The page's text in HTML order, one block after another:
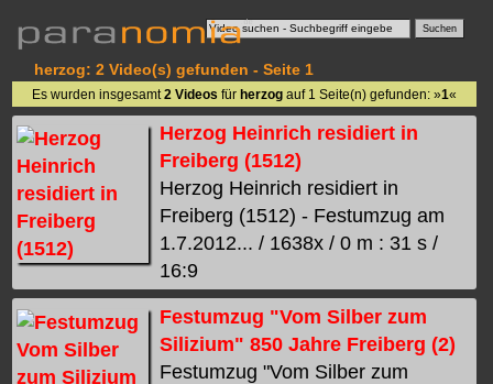
herzog: 2 Video(s) gefunden - Seite 1
Es wurden insgesamt 2 Videos für herzogauf 1 Seite(n) gefunden: »1«
Herzog Heinrich residiert in
Freiberg (1512)
Herzog Heinrich residiert in
Freiberg (1512) - Festumzug am
1.7.2012... / 1638x / 0 m : 31 s /
16:9
Festumzug "Vom Silber zum
Silizium" 850 Jahre Freiberg (2)
Festumzug "Vom Silber zum